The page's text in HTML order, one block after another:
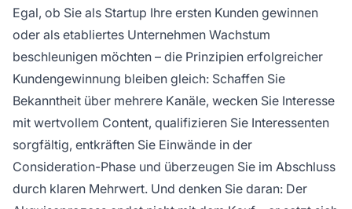
Egal, ob Sie als Startup Ihre ersten Kunden gewinnen
oder als etabliertes Unternehmen Wachstum
beschleunigen möchten – die Prinzipien erfolgreicher
Kundengewinnung bleiben gleich: Schaffen Sie
Bekanntheit über mehrere Kanäle, wecken Sie Interesse
mit wertvollem Content, qualifizieren Sie Interessenten
sorgfältig, entkräften Sie Einwände in der
Consideration-Phase und überzeugen Sie im Abschluss
durch klaren Mehrwert. Und denken Sie daran: Der